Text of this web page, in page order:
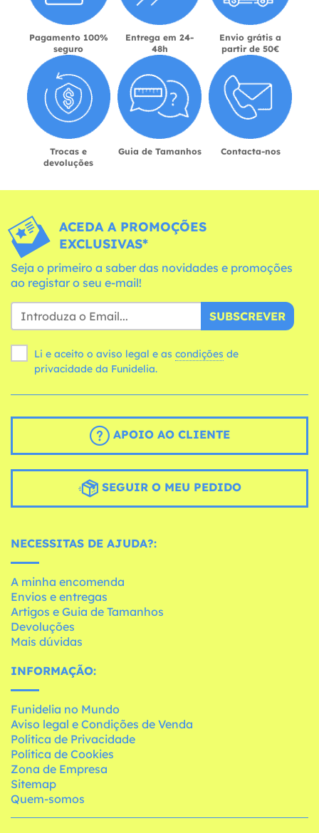
Pagamento 100%
seguro
Entrega em 24-
48h
Envio grátis a
partir de 50€
Trocas e
devoluções
Guia de Tamanhos Contacta-nos
ACEDA A PROMOÇÕES
EXCLUSIVAS*
Seja o primeiro a saber das novidades e promoções
ao registar o seu e-mail!
SUBSCREVER
Li e aceito o aviso legal e as condições
privacidade da Funidelia.
APOIO AO CLIENTE
SEGUIR O MEU PEDIDO
NECESSITAS DE AJUDA?:
A minha encomenda
Envios e entregas
Artigos e Guia de Tamanhos
Devoluções
Mais dúvidas
INFORMAÇÃO:
Funidelia no Mundo
Aviso legal e Condições de Venda
Política de Privacidade
Política de Cookies
Zona de Empresa
Sitemap
Quem-somos